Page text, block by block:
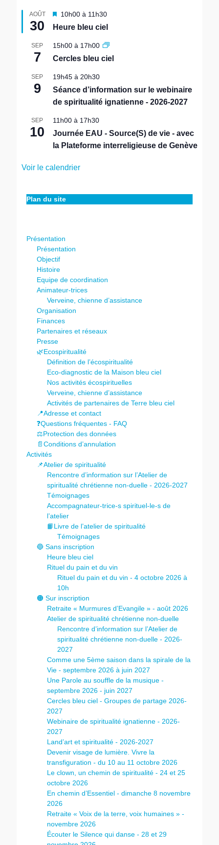
AOÛT
30
M
s
e
a
a
n
10h00 à 11h30
Heure bleu ciel
SEP
7
15h00 à 17h00
Cercles bleu ciel
SEP
9
19h45 à 20h30
Séance d’information sur le webinaire
de spiritualité ignatienne - 2026-2027
SEP
10
11h00 à 17h30
Journée EAU - Source(S) de vie - avec
la Plateforme interreligieuse de Genève
Voir le calendrier
Plan du site
Présentation
Présentation
Objectif
Histoire
Equipe de coordination
Animateur-trices
Verveine, chienne d’assistance
Organisation
Finances
Partenaires et réseaux
Presse
🌿Ecospiritualité
Définition de l’écospiritualité
Eco-diagnostic de la Maison bleu ciel
Nos activités écospirituelles
Verveine, chienne d’assistance
Activités de partenaires de Terre bleu ciel
📍Adresse et contact
❓Questions fréquentes - FAQ
⚖️Protection des données
📄Conditions d’annulation
Activités
📌Atelier de spiritualité
Rencontre d’information sur l’Atelier de
spiritualité chrétienne non-duelle - 2026-2027
Témoignages
Accompagnateur-trice-s spirituel-le-s de
l’atelier
📙Livre de l’atelier de spiritualité
Témoignages
🔵 Sans inscription
Heure bleu ciel
Rituel du pain et du vin
Rituel du pain et du vin - 4 octobre 2026 à
10h
🟠 Sur inscription
Retraite « Murmures d’Evangile » - août 2026
Atelier de spiritualité chrétienne non-duelle
Rencontre d’information sur l’Atelier de
spiritualité chrétienne non-duelle - 2026-
2027
Comme une 5ème saison dans la spirale de la
Vie - septembre 2026 à juin 2027
Une Parole au souffle de la musique -
septembre 2026 - juin 2027
Cercles bleu ciel - Groupes de partage 2026-
2027
Webinaire de spiritualité ignatienne - 2026-
2027
Land’art et spiritualité - 2026-2027
Devenir visage de lumière. Vivre la
transfiguration - du 10 au 11 octobre 2026
Le clown, un chemin de spiritualité - 24 et 25
octobre 2026
En chemin d’Essentiel - dimanche 8 novembre
2026
Retraite « Voix de la terre, voix humaines » -
novembre 2026
Écouter le Silence qui danse - 28 et 29